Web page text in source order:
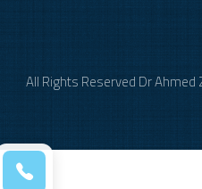
All Rights Reserved Dr